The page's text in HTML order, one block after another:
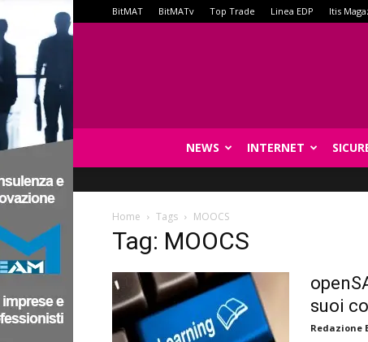
BitMAT BitMATv Top Trade Linea EDP Itis
NEWS INTERNET
Home Tags MOOCS
Tag: MOOCS
suoi
Redazione